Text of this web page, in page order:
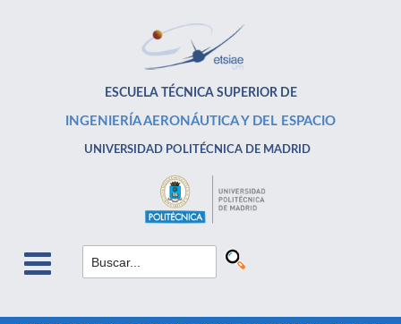
ESCUELA TÉCNICA SUPERIOR DE
INGENIERÍA AERONÁUTICA Y DEL ESPACIO
UNIVERSIDAD POLITÉCNICA DE MADRID